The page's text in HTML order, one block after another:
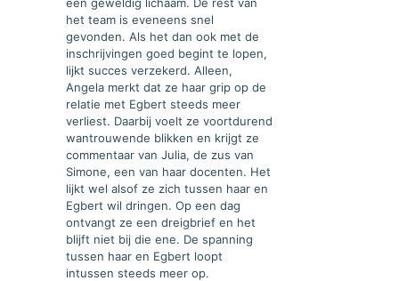
het team is eveneens snel
gevonden. Als het dan ook met de
inschrijvingen goed begint te lopen,
lijkt succes verzekerd. Alleen,
Angela merkt dat ze haar grip op de
relatie met Egbert steeds meer
verliest. Daarbij voelt ze voortdurend
wantrouwende blikken en krijgt ze
commentaar van Julia, de zus van
Simone, een van haar docenten. Het
lijkt wel alsof ze zich tussen haar en
Egbert wil dringen. Op een dag
ontvangt ze een dreigbrief en het
blijft niet bij die ene. De spanning
tussen haar en Egbert loopt
intussen steeds meer op.